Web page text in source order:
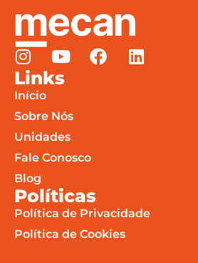
Links
Início
Sobre Nós
Unidades
Fale Conosco
Blog
Políticas
Política de Privacidade
Política de Cookies